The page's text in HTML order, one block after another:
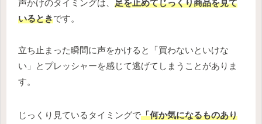
声かけのタイミングは、 足を止めてじっくり商品を見て
いるときです。
立ち止まった瞬間に声をかけると「買わないといけな
い」とプレッシャーを感じて逃げてしまうことがありま
す。
じっくり見ているタイミングで「何か気になるものあり